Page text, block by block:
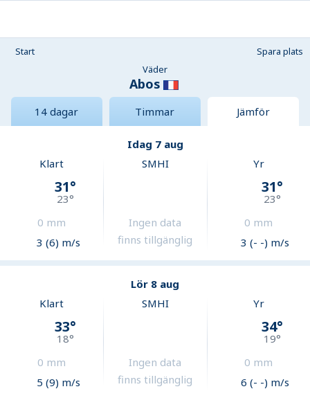
Start
Spara plats
Väder
Abos
14 dagar Timmar Jämför
Idag 7 aug
Klart
31°
23°
0 mm
3 (6) m/s
SMHI
Ingen data
finns tillgänglig
Yr
31°
23°
0 mm
3 (- -) m/s
Lör 8 aug
Klart
33°
18°
0 mm
5 (9) m/s
SMHI
Ingen data
finns tillgänglig
Yr
34°
19°
0 mm
6 (- -) m/s